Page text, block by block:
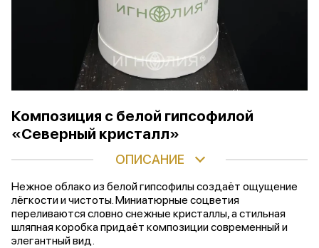
Композиция с белой гипсофилой
«Северный кристалл»
ОПИСАНИЕ
Нежное облако из белой гипсофилы создаёт ощущение
лёгкости и чистоты. Миниатюрные соцветия
переливаются словно снежные кристаллы, а стильная
шляпная коробка придаёт композиции современный и
элегантный вид.